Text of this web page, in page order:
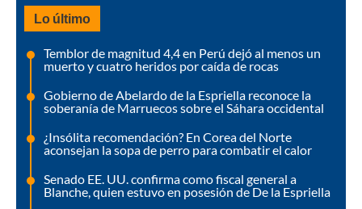
Lo último
Temblor de magnitud 4,4 en Perú dejó al menos un
muerto y cuatro heridos por caída de rocas
Gobierno de Abelardo de la Espriella reconoce la
soberanía de Marruecos sobre el Sáhara occidental
¿Insólita recomendación? En Corea del Norte
aconsejan la sopa de perro para combatir el calor
Senado EE. UU. confirma como fiscal general a
Blanche, quien estuvo en posesión de De la Espriella